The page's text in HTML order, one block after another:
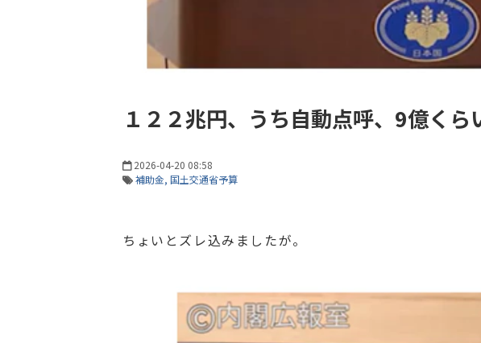
１２２兆円、うち自動点呼、9億くら
2026-04-20 08:58
補助金 国土交通省予算
ちょいとズレ込みましたが。